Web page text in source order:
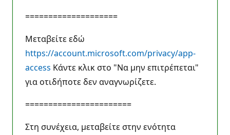
====================
Μεταβείτε εδώ
https://account.microsoft.com/privacy/app-
access Κάντε κλικ στο "Να μην επιτρέπεται"
για οτιδήποτε δεν αναγνωρίζετε.
=======================
Στη συνέχεια, μεταβείτε στην ενότητα